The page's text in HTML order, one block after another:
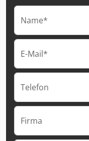
Name*
E-Mail*
Telefon
Firma